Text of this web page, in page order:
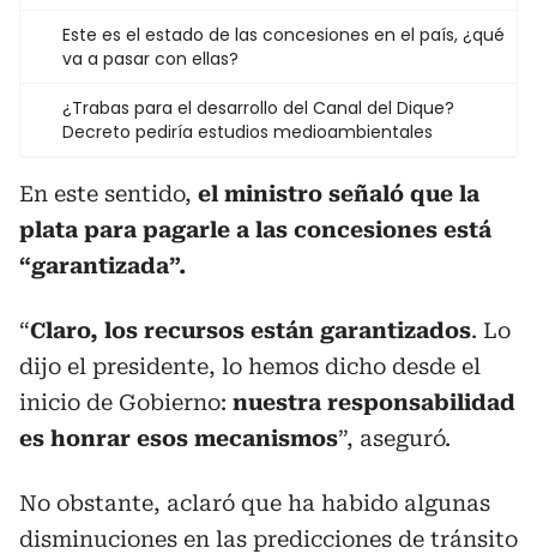
Este es el estado de las concesiones en el país, ¿qué
va a pasar con ellas?
¿Trabas para el desarrollo del Canal del Dique?
Decreto pediría estudios medioambientales
En este sentido, el ministro señaló que la
plata para pagarle a las concesiones está
“garantizada”.
“Claro, los recursos están garantizados. Lo
dijo el presidente, lo hemos dicho desde el
inicio de Gobierno: nuestra responsabilidad
es honrar esos mecanismos”, aseguró.
No obstante, aclaró que ha habido algunas
disminuciones en las predicciones de tránsito